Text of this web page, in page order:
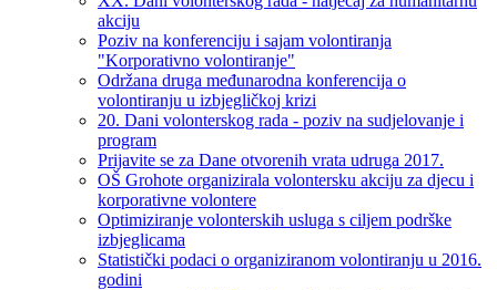
akciju
Poziv na konferenciju i sajam volontiranja
"Korporativno volontiranje"
Održana druga međunarodna konferencija o
volontiranju u izbjegličkoj krizi
20. Dani volonterskog rada - poziv na sudjelovanje i
program
Prijavite se za Dane otvorenih vrata udruga 2017.
OŠ Grohote organizirala volontersku akciju za djecu i
korporativne volontere
Optimiziranje volonterskih usluga s ciljem podrške
izbjeglicama
Statistički podaci o organiziranom volontiranju u 2016.
godini